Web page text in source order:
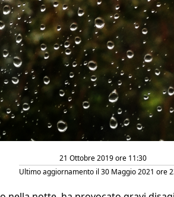
21 Ottobre 2019 ore 11:30
Ultimo aggiornamento il 30 Maggio 2021 ore